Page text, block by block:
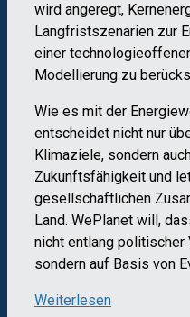
wird angeregt,
Langfristszenarien zur
einer
Modellierung zu
Wie es mit der
entscheidet nicht nur
Klimaziele, sondern
Zukunftsfähigkeit und
gesellschaftlichen
Land. WePlanet will,
nicht entlang politischer
sondern auf Basis von
Weiterlesen